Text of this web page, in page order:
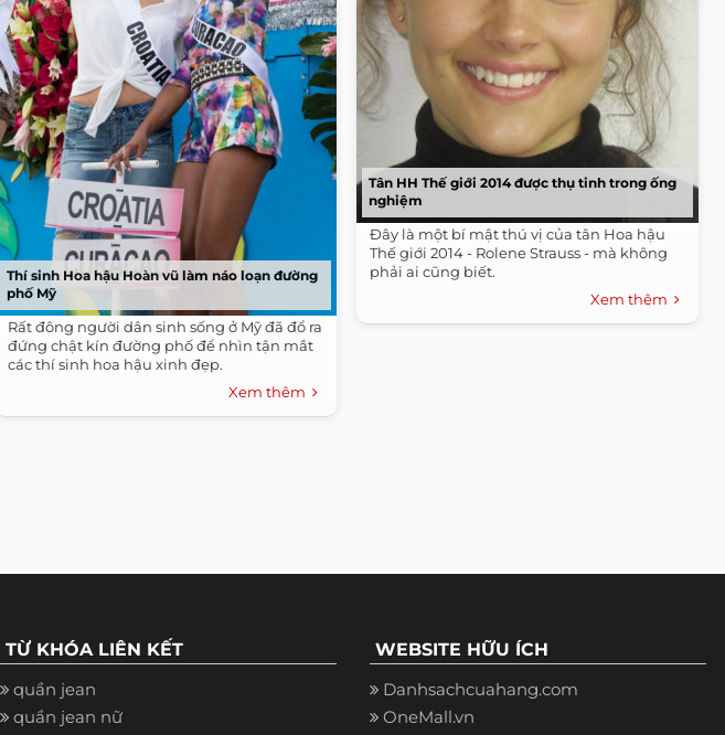
Thí sinh Hoa hậu Hoàn vũ làm náo loạn đường
phố Mỹ
Rất đông người dân sinh sống ở Mỹ đã đổ ra
đứng chật kín đường phố để nhìn tận mắt
các thí sinh hoa hậu xinh đẹp.
Xem thêm
Tân HH Thế giới 2014 được thụ tinh trong ống
nghiệm
Đây là một bí mật thú vị của tân Hoa hậu
Thế giới 2014 - Rolene Strauss - mà không
phải ai cũng biết.
Xem thêm
TỪ KHÓA LIÊN KẾT
quần jean
quần jean nữ
WEBSITE HỮU ÍCH
Danhsachcuahang.com
OneMall.vn